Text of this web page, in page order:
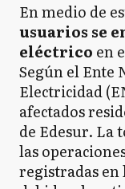
En medio de
usuarios se
eléctrico en
Según el Ente
Electricidad
afectados
de Edesur. La
las
registradas en